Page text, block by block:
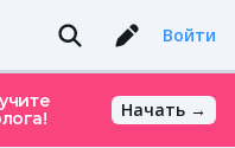
Войти
Начать →